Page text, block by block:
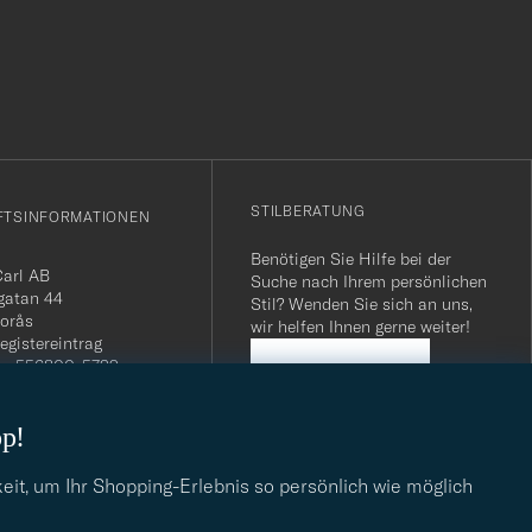
um Ihr Shopping-Erlebnis so persönlich wie möglich
AB
44
556800-5739
SE556800573901
040 / 22 63 88 96
STILBERATUNG
Benötigen Sie Hilfe bei der
Suche nach Ihrem persönlichen
Stil? Wenden Sie sich an uns,
wir helfen Ihnen gerne weiter!
STILBERATUNG